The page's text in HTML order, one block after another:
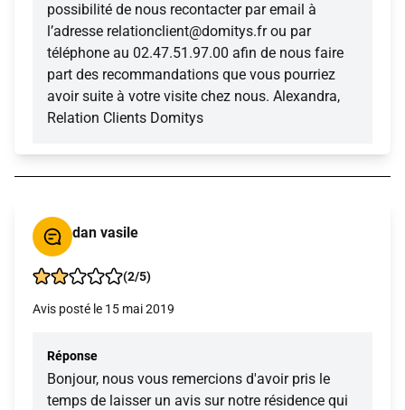
possibilité de nous recontacter par email à
l’adresse relationclient@domitys.fr ou par
téléphone au 02.47.51.97.00 afin de nous faire
part des recommandations que vous pourriez
avoir suite à votre visite chez nous. Alexandra,
Relation Clients Domitys
dan vasile
(2/5)
Avis posté le 15 mai 2019
Réponse
Bonjour, nous vous remercions d'avoir pris le
temps de laisser un avis sur notre résidence qui